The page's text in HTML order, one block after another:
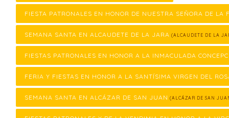
FIESTA PATRONALES EN HONOR DE NUESTRA SEÑORA DE LA
SEMANA SANTA EN ALCAUDETE DE LA JARA (ALCAUDETE DE LA
FIESTAS PATRONALES EN HONOR A LA INMACULADA
FERIA Y FIESTAS EN HONOR A LA SANTÍSIMA VIRGEN DEL
SEMANA SANTA EN ALCÁZAR DE SAN JUAN (ALCÁZAR DE SAN